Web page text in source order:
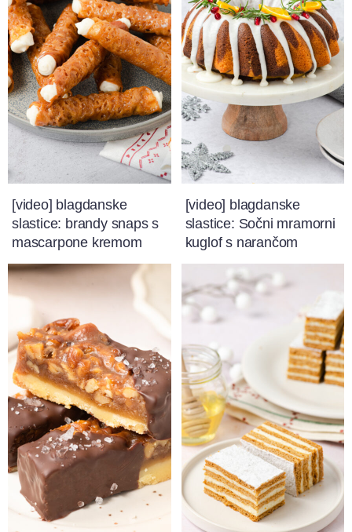
[video] blagdanske
slastice: brandy snaps s
mascarpone kremom
[video] blagdanske
slastice: Sočni mramorni
kuglof s narančom